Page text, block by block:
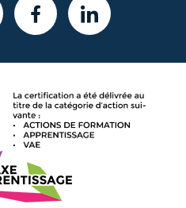
FACEBOOKLINKEDIN